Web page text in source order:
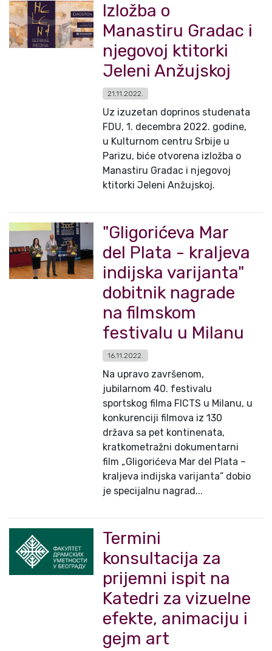
Izložba o
Manastiru Gradac i
njegovoj ktitorki
Jeleni Anžujskoj
21.11.2022.
Uz izuzetan doprinos studenata
FDU, 1. decembra 2022. godine,
u Kulturnom centru Srbije u
Parizu, biće otvorena izložba o
Manastiru Gradac i njegovoj
ktitorki Jeleni Anžujskoj.
"Gligorićeva Mar
del Plata - kraljeva
indijska varijanta"
dobitnik nagrade
na filmskom
festivalu u Milanu
16.11.2022.
Na upravo završenom,
jubilarnom 40. festivalu
sportskog filma FICTS u Milanu, u
konkurenciji filmova iz 130
država sa pet kontinenata,
kratkometražni dokumentarni
film „Gligorićeva Mar del Plata –
kraljeva indijska varijanta” dobio
je specijalnu nagrad...
Termini
konsultacija za
prijemni ispit na
Katedri za vizuelne
efekte, animaciju i
gejm art